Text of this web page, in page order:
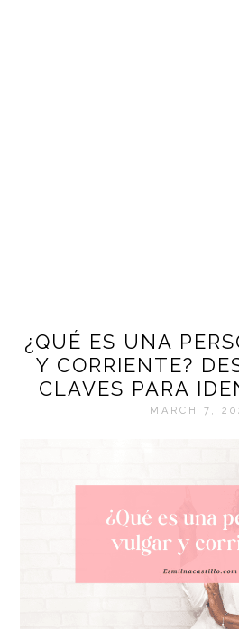
¿QUÉ ES UNA
Y CORRIENTE?
CLAVES PARA
MARCH 7,